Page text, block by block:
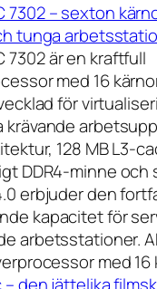
7302 – sexton
tunga
7302 är en kraftfull
med 16
för
krävande
128 MB L3-
DDR4-minne och
erbjuder den
kapacitet för
arbetsstationer.
med